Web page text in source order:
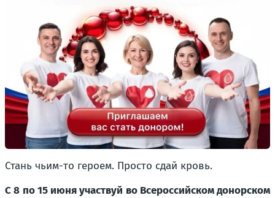
Стань чьим-то героем. Просто сдай кровь.
С 8 по 15 июня участвуй во Всероссийском донорском